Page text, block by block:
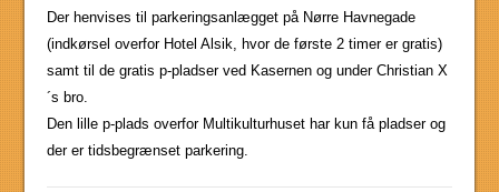
Der henvises til parkeringsanlægget på Nørre Havnegade
(indkørsel overfor Hotel Alsik, hvor de første 2 timer er gratis)
samt til de gratis p-pladser ved Kasernen og under Christian X
´s bro.
Den lille p-plads overfor Multikulturhuset har kun få pladser og
der er tidsbegrænset parkering.